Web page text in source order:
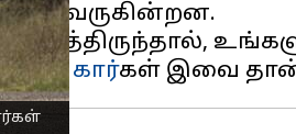
வருகின்றன.
கார்